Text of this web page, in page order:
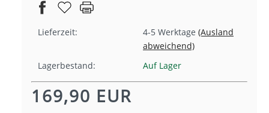
Lieferzeit: 4-5 Werktage (Ausland
abweichend)
Lagerbestand:
Auf Lager
169,90 EUR